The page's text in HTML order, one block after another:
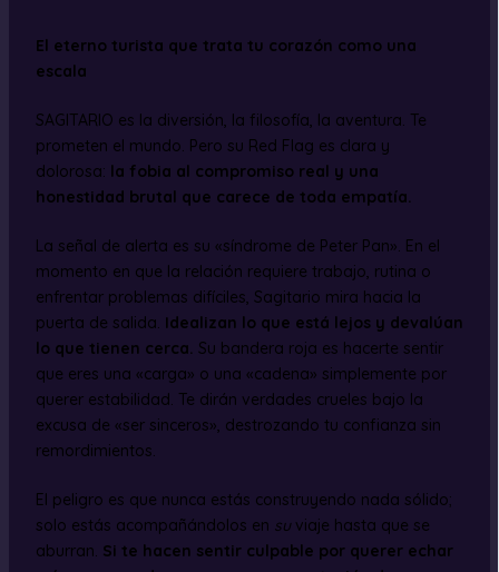
El eterno turista que trata tu corazón como una
escala
SAGITARIO es la diversión, la filosofía, la aventura. Te
prometen el mundo. Pero su Red Flag es clara y
dolorosa: la fobia al compromiso real y una
honestidad brutal que carece de toda empatía.
La señal de alerta es su «síndrome de Peter Pan». En el
momento en que la relación requiere trabajo, rutina o
enfrentar problemas difíciles, Sagitario mira hacia la
puerta de salida. Idealizan lo que está lejos y devalúan
lo que tienen cerca. Su bandera roja es hacerte sentir
que eres una «carga» o una «cadena» simplemente por
querer estabilidad. Te dirán verdades crueles bajo la
excusa de «ser sinceros», destrozando tu confianza sin
remordimientos.
El peligro es que nunca estás construyendo nada sólido;
solo estás acompañándolos en suviaje hasta que se
aburran. Si te hacen sentir culpable por querer echar